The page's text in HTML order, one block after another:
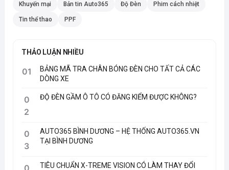
Khuyến mại Bản tin Auto365 Độ Đèn Phim cách nhiệt
Tin thể thao PPF
THẢO LUẬN NHIỀU
01
BẢNG MÃ TRA CHÂN BÓNG ĐÈN CHO TẤT CẢ CÁC
DÒNG XE
0
2
ĐỘ ĐÈN GẦM Ô TÔ CÓ ĐĂNG KIỂM ĐƯỢC KHÔNG?
0
3
AUTO365 BÌNH DƯƠNG – HỆ THỐNG AUTO365.VN
TẠI BÌNH DƯƠNG
TIÊU CHUẨN X-TREME VISION CÓ LÀM THAY ĐỔI